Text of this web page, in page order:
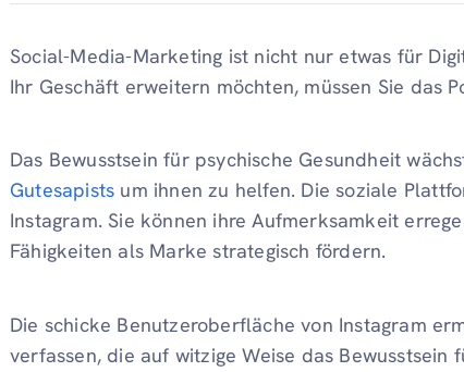
Social-Media-Marketing ist nicht nur etwas für
Ihr Geschäft erweitern möchten, müssen Sie das
Das Bewusstsein für psychische Gesundheit
Gutesapists um ihnen zu helfen. Die soziale
Instagram. Sie können ihre Aufmerksamkeit
Fähigkeiten als Marke strategisch fördern.
Die schicke Benutzeroberfläche von Instagram
verfassen, die auf witzige Weise das Bewusstsein